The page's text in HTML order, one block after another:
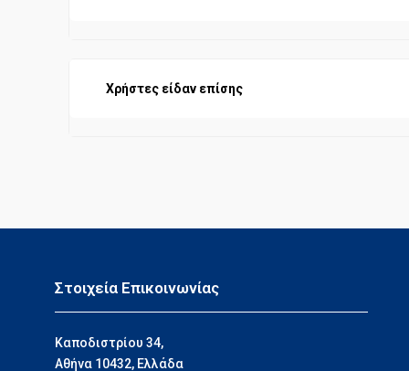
Χρήστες είδαν επίσης
Στοιχεία Επικοινωνίας
Καποδιστρίου 34,
Αθήνα 10432, Ελλάδα